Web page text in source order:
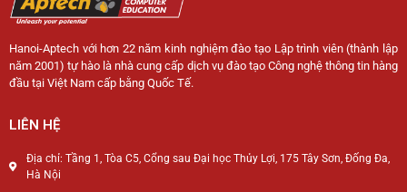
Hanoi-Aptech với hơn 22 năm kinh nghiệm đào tạo Lập trình viên (thành lập
năm 2001) tự hào là nhà cung cấp dịch vụ đào tạo Công nghệ thông tin hàng
đầu tại Việt Nam cấp bằng Quốc Tế.
LIÊN HỆ
Địa chỉ: Tầng 1, Tòa C5, Cổng sau Đại học Thủy Lợi, 175 Tây Sơn, Đống Đa,
Hà Nội